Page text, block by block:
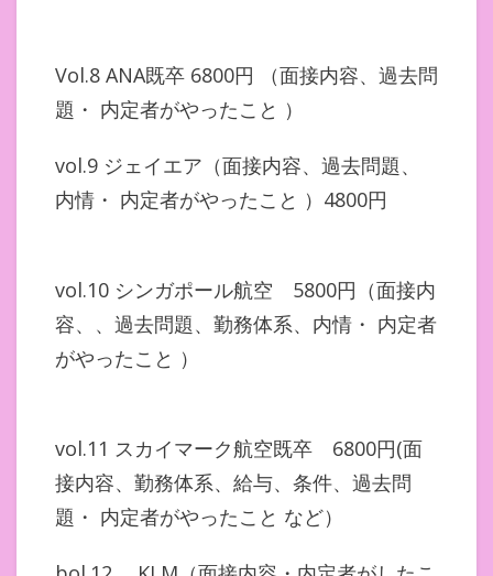
Vol.8 ANA既卒 6800円 （面接内容、過去問
題・ 内定者がやったこと ）
vol.9 ジェイエア（面接内容、過去問題、
内情・ 内定者がやったこと ）4800円
vol.10 シンガポール航空 5800円（面接内
容、、過去問題、勤務体系、内情・ 内定者
がやったこと ）
vol.11 スカイマーク航空既卒 6800円(面
接内容、勤務体系、給与、条件、過去問
題・ 内定者がやったこと など）